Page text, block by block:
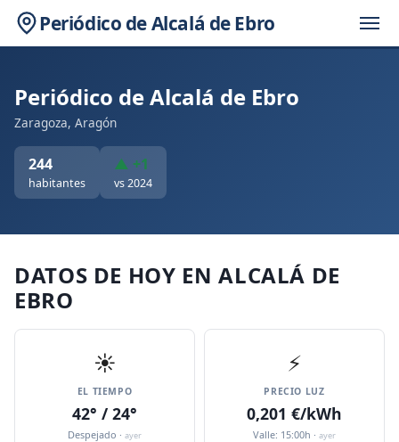
Periódico de Alcalá de Ebro
Periódico de Alcalá de Ebro
Zaragoza, Aragón
244
habitantes
▲ +1
vs 2024
DATOS DE HOY EN ALCALÁ DE
EBRO
☀️
EL TIEMPO
42° / 24°
Despejado · ayer
⚡
PRECIO LUZ
0,201 €/kWh
Valle: 15:00h · ayer